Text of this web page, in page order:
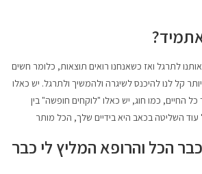
לתרגל ואז כשאנחנו רואים תוצאות, כלומר חשים
קל לנו להיכנס לשיגרה ולהמשיך ולתרגל. יש כאלו
החיים, כמו חוג, יש כאלו "לוקחים חופשה" בין
השליטה בכאב היא בידיים שלך, הכל מותר
הכל והרופא המליץ לי כבר